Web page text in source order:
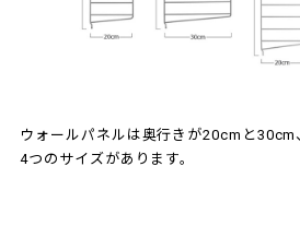
ウォールパネルは奥行きが20cmと
4つのサイズがあります。